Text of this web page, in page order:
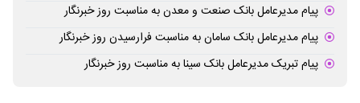
پیام مدیرعامل بانک صنعت و معدن به مناسبت روز خبرنگار
پیام مدیرعامل بانک سامان به مناسبت فرارسیدن روز خبرنگار
پیام تبریک مدیرعامل بانک سینا به مناسبت روز خبرنگار